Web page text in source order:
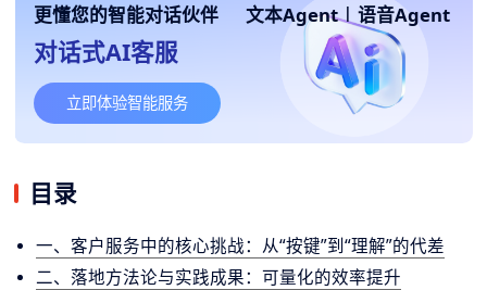
更懂您的智能对话伙伴 文本Agent | 语音Agent
对话式AI客服
立即体验智能服务
目录
一、客户服务中的核心挑战：从“按键”到“理解”的代差
二、落地方法论与实践成果：可量化的效率提升